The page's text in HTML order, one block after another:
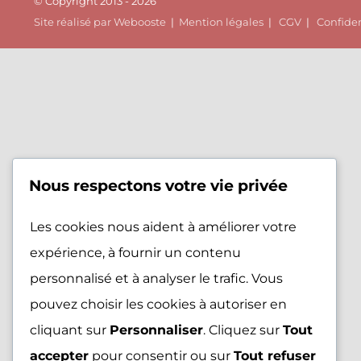
Site réalisé par Webooste | Mention légales | CGV |
Nous respectons votre vie privée
Les cookies nous aident à améliorer votre
expérience, à fournir un contenu
personnalisé et à analyser le trafic. Vous
pouvez choisir les cookies à autoriser en
cliquant sur Personnaliser. Cliquez sur Tout
accepter pour consentir ou sur Tout refuser